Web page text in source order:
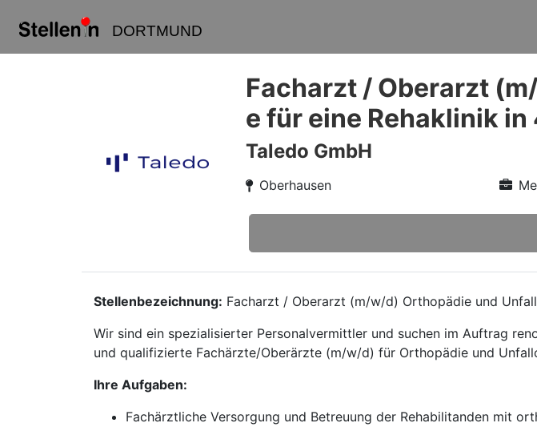
DORTMUND
Facharzt / Oberarzt
e für eine Rehaklinik
Taledo GmbH
Oberhausen
Stellenbezeichnung: Facharzt / Oberarzt (m/w/d) Orthopädie und
Wir sind ein spezialisierter Personalvermittler und suchen im Auftrag
und qualifizierte Fachärzte/Oberärzte (m/w/d) für Orthopädie und
Ihre Aufgaben:
Fachärztliche Versorgung und Betreuung der Rehabilitanden mit